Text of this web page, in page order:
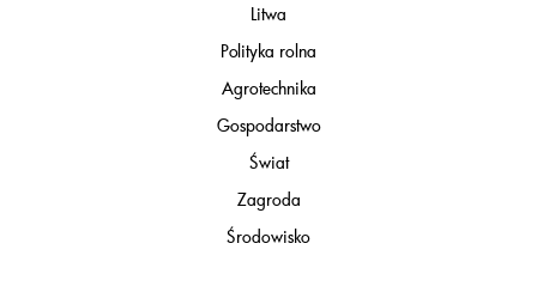
Litwa
Polityka rolna
Agrotechnika
Gospodarstwo
Świat
Zagroda
Środowisko